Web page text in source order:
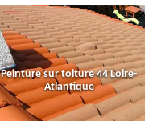
Peinture sur toiture 44 Loire-
Atlantique